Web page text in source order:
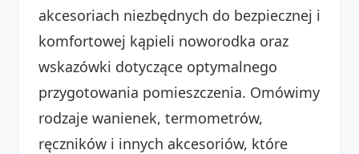
akcesoriach niezbędnych do bezpiecznej i
komfortowej kąpieli noworodka oraz
wskazówki dotyczące optymalnego
przygotowania pomieszczenia. Omówimy
rodzaje wanienek, termometrów,
ręczników i innych akcesoriów, które